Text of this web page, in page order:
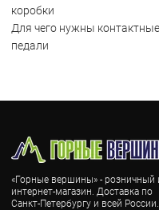
коробки
Для чего нужны контактные
педали
«Горные вершины» - розничный
интернет-магазин. Доставка по
Санкт-Петербургу и всей России.